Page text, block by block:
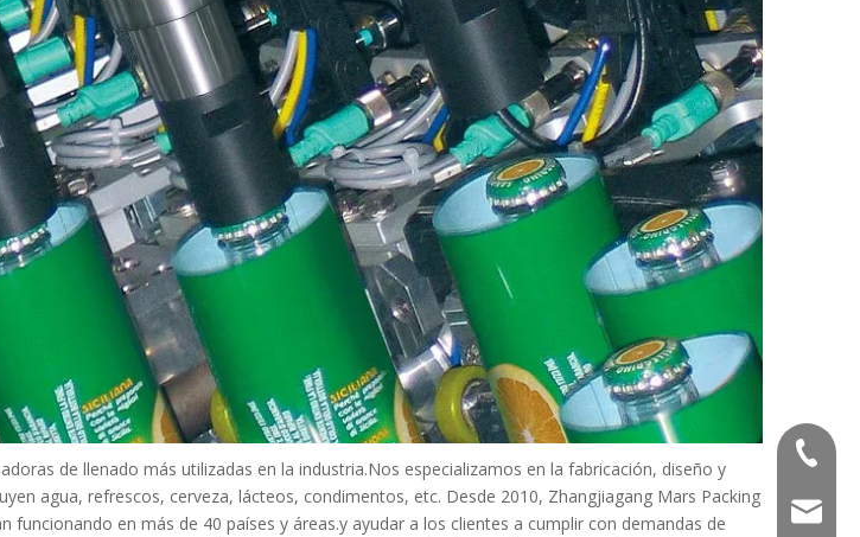
de llenado más utilizadas en la industria.Nos especializamos en la fabricación, diseño y
agua, refrescos, cerveza, lácteos, condimentos, etc. Desde 2010, Zhangjiagang Mars Packing
en más de 40 países y áreas.y ayudar a los clientes a cumplir con demandas de
+86-